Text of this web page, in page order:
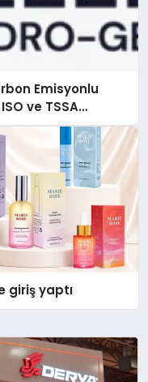
Emisyonlu
ve TSSA
giriş yaptı